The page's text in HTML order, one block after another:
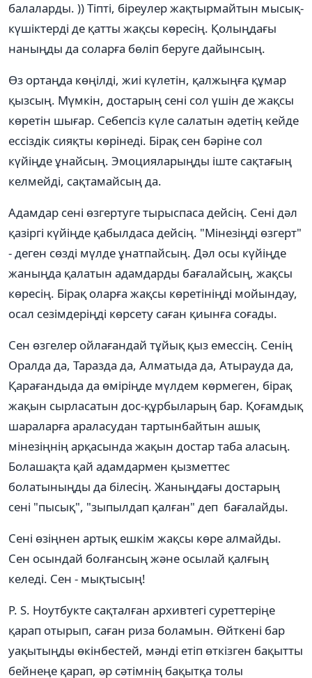
балаларды. )) Тіпті, біреулер жақтырмайтын мысық-
күшіктерді де қатты жақсы көресің. Қолыңдағы
наныңды да соларға бөліп беруге дайынсың.
Өз ортаңда көңілді, жиі күлетін, қалжыңға құмар
қызсың. Мүмкін, достарың сені сол үшін де жақсы
көретін шығар. Себепсіз күле салатын əдетің кейде
ессіздік сияқты көрінеді. Бірақ сен бəріне сол
күйіңде ұнайсың. Эмоцияларыңды іште сақтағың
келмейді, сақтамайсың да.
Адамдар сені өзгертуге тырыспаса дейсің. Сені дəл
қазіргі күйіңде қабылдаса дейсің. "Мінезіңді өзгерт"
- деген сөзді мүлде ұнатпайсың. Дəл осы күйіңде
жаныңда қалатын адамдарды бағалайсың, жақсы
көресің. Бірақ оларға жақсы көретініңді мойындау,
осал сезімдеріңді көрсету саған қиынға соғады.
Сен өзгелер ойлағандай тұйық қыз емессің. Сенің
Оралда да, Таразда да, Алматыда да, Атырауда да,
Қарағандыда да өміріңде мүлдем көрмеген, бірақ
жақын сырласатын дос-құрбыларың бар. Қоғамдық
шараларға араласудан тартынбайтын ашық
мінезіңнің арқасында жақын достар таба аласың.
Болашақта қай адамдармен қызметтес
болатыныңды да білесің. Жаныңдағы достарың
сені "пысық", "зыпылдап қалған" деп бағалайды.
Сені өзіңнен артық ешкім жақсы көре алмайды.
Сен осындай болғансың және осылай қалғың
келеді. Сен - мықтысың!
P. S. Ноутбукте сақталған архивтегі суреттеріңе
қарап отырып, саған риза боламын. Өйткені бар
уақытыңды өкінбестей, мəнді етіп өткізген бақытты
бейнеңе қарап, əр сəтімнің бақытқа толы